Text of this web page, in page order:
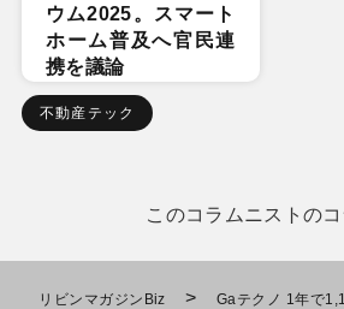
ウム2025。スマート
ホーム普及へ官民連
携を議論
不動産テック
このコラムニストの
リビンマガジンBiz >
Gaテクノ 1年で